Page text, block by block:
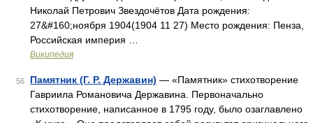
Николай Петрович Звездочётов Дата рождения:
27&#160;ноября 1904(1904 11 27) Место рождения: Пенза,
Российская империя …
Википедия
56 Памятник (Г. Р. Державин) — «Памятник» стихотворение
Гавриила Романовича Державина. Первоначально
стихотворение, написанное в 1795 году, было озаглавлено